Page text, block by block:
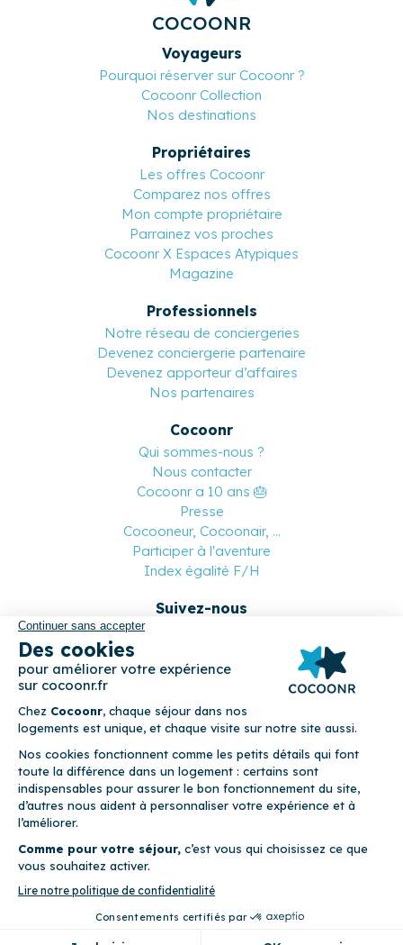
COCOONR
Voyageurs
Pourquoi réserver sur Cocoonr ?
Cocoonr Collection
Nos destinations
Propriétaires
Les offres Cocoonr
Comparez nos offres
Mon compte propriétaire
Parrainez vos proches
Cocoonr X Espaces Atypiques
Magazine
Professionnels
Notre réseau de conciergeries
Devenez conciergerie partenaire
Devenez apporteur d’affaires
Nos partenaires
Cocoonr
Qui sommes-nous ?
Nous contacter
Cocoonr a 10 ans 🎂
Presse
Cocooneur, Cocoonair, ...
Participer à l'aventure
Index égalité F/H
Suivez-nous
location–CGU – Politique de confidentialité–Politique de
Cocoonr est conçu et développé à Rennes 🇫🇷